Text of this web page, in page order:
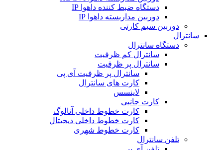
دستگاه ضبط کننده داهوا IP
دوربین مداربسته داهوا IP
دوربین سیم کارتی
سانترال
دستگاه سانترال
سانترال کم ظرفیت
سانترال پر ظرفیت
سانترال پر ظرفیت آی پی
کارت های سانترال
لاینسس
کارت جانبی
کارت خطوط داخلی آنالوگ
کارت خطوط داخلی دیجیتال
کارت خطوط شهری
تلفن سانترال